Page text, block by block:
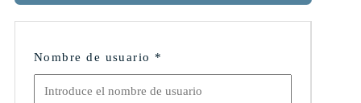
Nombre de usuario *